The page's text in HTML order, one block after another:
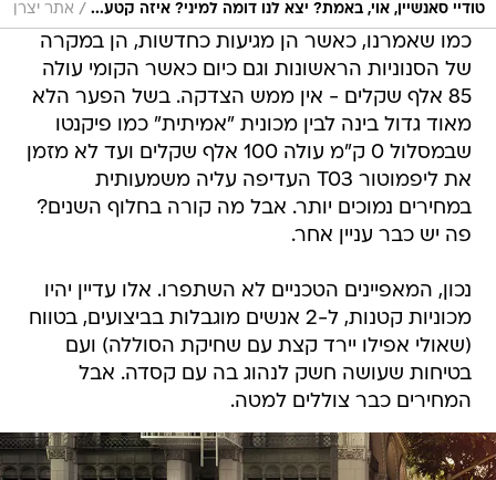
טודיי סאנשיין, אוי, באמת? יצא לנו דומה למיני? איזה קטע... / אתר יצרן
כמו שאמרנו, כאשר הן מגיעות כחדשות, הן במקרה
של הסנוניות הראשונות וגם כיום כאשר הקומי עולה
85 אלף שקלים - אין ממש הצדקה. בשל הפער הלא
מאוד גדול בינה לבין מכונית "אמיתית" כמו פיקנטו
שבמסלול 0 ק"מ עולה 100 אלף שקלים ועד לא מזמן
את ליפמוטור T03 העדיפה עליה משמעותית
במחירים נמוכים יותר. אבל מה קורה בחלוף השנים?
פה יש כבר עניין אחר.
נכון, המאפיינים הטכניים לא השתפרו. אלו עדיין יהיו
מכוניות קטנות, ל-2 אנשים מוגבלות בביצועים, בטווח
(שאולי אפילו יירד קצת עם שחיקת הסוללה) ועם
בטיחות שעושה חשק לנהוג בה עם קסדה. אבל
המחירים כבר צוללים למטה.